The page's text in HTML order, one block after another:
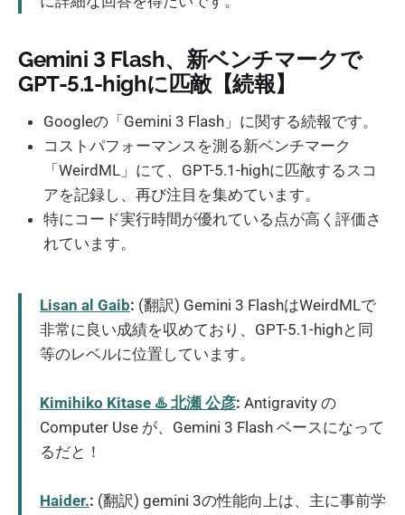
Gemini 3 Flash、新ベンチマークで
GPT-5.1-highに匹敵【続報】
Googleの「Gemini 3 Flash」に関する続報です。
コストパフォーマンスを測る新ベンチマーク
「WeirdML」にて、GPT-5.1-highに匹敵するスコ
アを記録し、再び注目を集めています。
特にコード実行時間が優れている点が高く評価さ
れています。
Lisan al Gaib: (翻訳) Gemini 3 FlashはWeirdMLで
非常に良い成績を収めており、GPT-5.1-highと同
等のレベルに位置しています。
Kimihiko Kitase ♨️ 北瀬 公彦: Antigravity の
Computer Use が、Gemini 3 Flash ベースになって
るだと！
Haider.: (翻訳) gemini 3の性能向上は、主に事前学